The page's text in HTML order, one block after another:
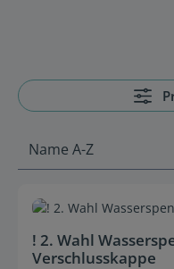
Durchschnittliche
! 2. Wahl
Verschlusskappe